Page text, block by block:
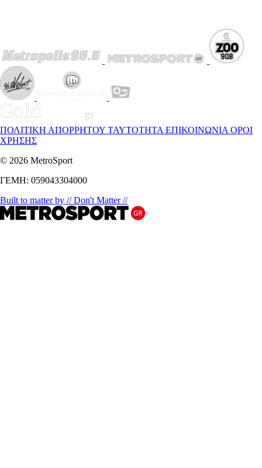
ΠΟΛΙΤΙΚΗ ΑΠΟΡΡΗΤΟΥ ΤΑΥΤΟΤΗΤΑ ΕΠΙΚΟΙΝΩΝΙΑ ΟΡΟΙ
ΧΡΗΣΗΣ
© 2026 MetroSport
ΓΕΜΗ: 059043304000
Built to matter by // Don't Matter //